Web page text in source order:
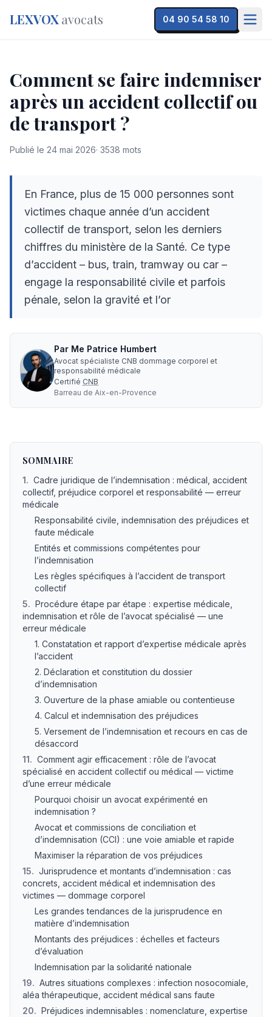
LEXVOX avocats 04 90 54 58 10
Comment se faire indemniser
après un accident collectif ou
de transport ?
Publié le 24 mai 2026· 3538 mots
En France, plus de 15 000 personnes sont
victimes chaque année d’un accident
collectif de transport, selon les derniers
chiffres du ministère de la Santé. Ce type
d’accident – bus, train, tramway ou car –
engage la responsabilité civile et parfois
pénale, selon la gravité et l’or
Par Me Patrice Humbert
Avocat spécialiste CNB dommage corporel et
responsabilité médicale
Certifié CNB
Barreau de Aix-en-Provence
SOMMAIRE
1. Cadre juridique de l’indemnisation : médical, accident
collectif, préjudice corporel et responsabilité — erreur
médicale
Responsabilité civile, indemnisation des préjudices et
faute médicale
Entités et commissions compétentes pour
l’indemnisation
Les règles spécifiques à l’accident de transport
collectif
5. Procédure étape par étape : expertise médicale,
indemnisation et rôle de l’avocat spécialisé — une
erreur médicale
1. Constatation et rapport d’expertise médicale après
l’accident
2. Déclaration et constitution du dossier
d’indemnisation
3. Ouverture de la phase amiable ou contentieuse
4. Calcul et indemnisation des préjudices
5. Versement de l’indemnisation et recours en cas de
désaccord
11. Comment agir efficacement : rôle de l’avocat
spécialisé en accident collectif ou médical — victime
d’une erreur médicale
Pourquoi choisir un avocat expérimenté en
indemnisation ?
Avocat et commissions de conciliation et
d’indemnisation (CCI) : une voie amiable et rapide
Maximiser la réparation de vos préjudices
15. Jurisprudence et montants d’indemnisation : cas
concrets, accident médical et indemnisation des
victimes — dommage corporel
Les grandes tendances de la jurisprudence en
matière d’indemnisation
Montants des préjudices : échelles et facteurs
d’évaluation
Indemnisation par la solidarité nationale
19. Autres situations complexes : infection nosocomiale,
aléa thérapeutique, accident médical sans faute
20. Préjudices indemnisables : nomenclature, expertise